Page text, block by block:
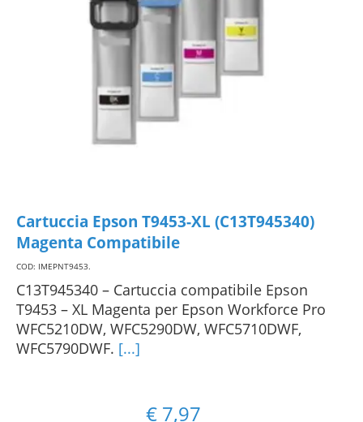
Cartuccia Epson T9453-XL (C13T945340)
Magenta Compatibile
COD: IMEPNT9453.
C13T945340 – Cartuccia compatibile Epson
T9453 – XL Magenta per Epson Workforce Pro
WFC5210DW, WFC5290DW, WFC5710DWF,
WFC5790DWF. [...]
€ 7,97